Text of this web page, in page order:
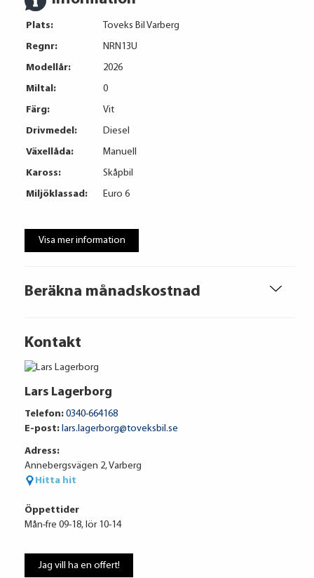
Beräkna månadskostnad
4 434 kr / mån
Plats:
Toveks Bil Varberg
Regnr:
NRN13U
Modellår:
2026
Miltal:
0
Färg:
Vit
Drivmedel:
Diesel
Växellåda:
Manuell
Kaross:
Skåpbil
Miljöklassad:
Euro 6
Visa mer information
Kontakt
Lars Lagerborg
Telefon: 0340-664168
E-post: lars.lagerborg@toveksbil.se
Adress:
Annebergsvägen 2, Varberg
Hitta hit
Öppettider
Mån-fre 09-18, lör 10-14
Jag vill ha en offert!